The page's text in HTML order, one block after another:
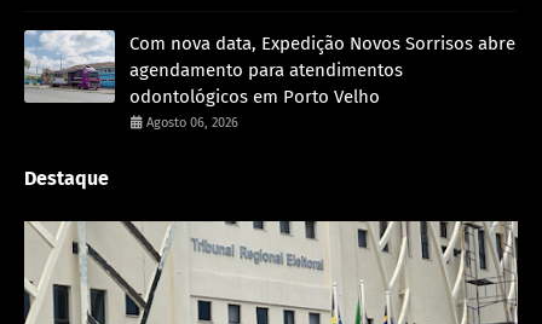
Com nova data, Expedição Novos Sorrisos abre
agendamento para atendimentos
odontológicos em Porto Velho
Agosto 06, 2026
Destaque